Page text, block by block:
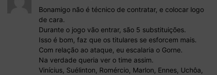
Bonamigo não é técnico de contratar, e colocar logo
de cara.
Durante o jogo vão entrar, são 5 substituições.
Isso é bom, faz que os titulares se esforcem mais.
Com relação ao ataque, eu escalaria o Gorne.
Na verdade queria ver o time assim.
Vinícius, Suélinton, Romércio, Marlon, Ennes, Uchôa,